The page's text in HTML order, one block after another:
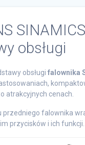
obsługi
obsługi falownika
atrakcyjnych cenach.
przedniego falownika
przycisków i ich funkcji.